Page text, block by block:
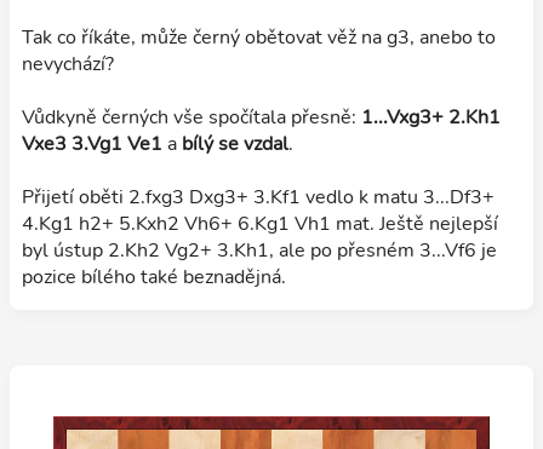
Tak co říkáte, může černý obětovat věž na g3, anebo to
nevychází?
Vůdkyně černých vše spočítala přesně: 1...Vxg3+ 2.Kh1
Vxe3 3.Vg1 Ve1 a bílý se vzdal.
Přijetí oběti 2.fxg3 Dxg3+ 3.Kf1 vedlo k matu 3...Df3+
4.Kg1 h2+ 5.Kxh2 Vh6+ 6.Kg1 Vh1 mat. Ještě nejlepší
byl ústup 2.Kh2 Vg2+ 3.Kh1, ale po přesném 3...Vf6 je
pozice bílého také beznadějná.